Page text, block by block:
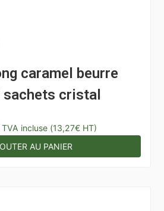
caramel beurre
sachets cristal
TVA incluse (13,27€ HT)
AU PANIER